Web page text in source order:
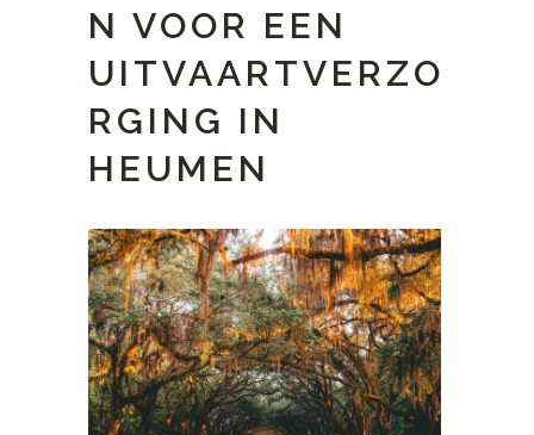
N VOOR EEN
UITVAARTVERZO
RGING IN
HEUMEN